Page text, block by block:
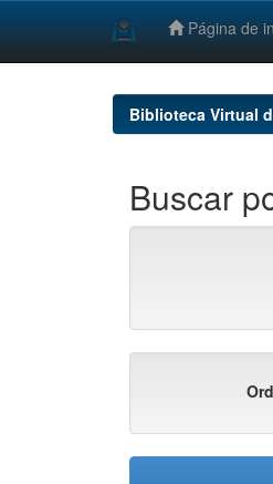
Página de
Biblioteca Virtual
Buscar